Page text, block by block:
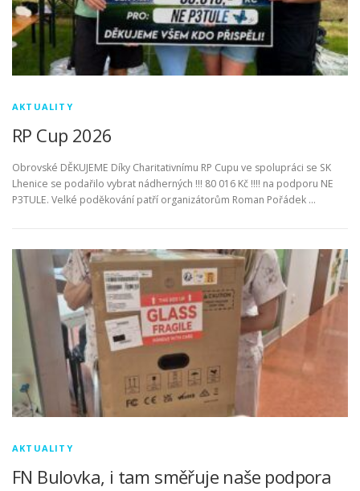
AKTUALITY
RP Cup 2026
Obrovské DĚKUJEME Díky Charitativnímu RP Cupu ve spolupráci se SK
Lhenice se podařilo vybrat nádherných !!! 80 016 Kč !!!! na podporu NE
P3TULE. Velké poděkování patří organizátorům Roman Pořádek …
AKTUALITY
FN Bulovka, i tam směřuje naše podpora